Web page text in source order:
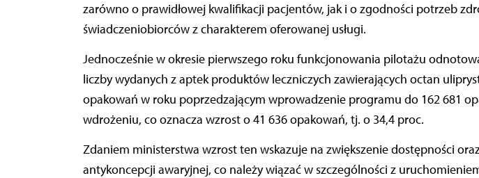
zarówno o prawidłowej kwalifikacji pacjentów, jak i o zgodności potrzeb
świadczeniobiorców z charakterem oferowanej usługi.
Jednocześnie w okresie pierwszego roku funkcjonowania pilotażu
liczby wydanych z aptek produktów leczniczych zawierających octan
opakowań w roku poprzedzającym wprowadzenie programu do 162 681
wdrożeniu, co oznacza wzrost o 41 636 opakowań, tj. o 34,4 proc.
Zdaniem ministerstwa wzrost ten wskazuje na zwiększenie dostępności
antykoncepcji awaryjnej, co należy wiązać w szczególności z